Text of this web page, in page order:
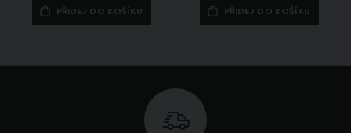
PŘIDEJ DO KOŠÍKU PŘIDEJ DO KOŠÍKU